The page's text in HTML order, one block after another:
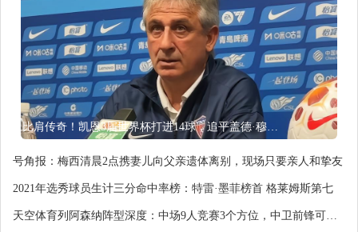
比肩传奇！凯恩3届世界杯打进14球，追平盖德·穆勒并排前史第5
号角报：梅西清晨2点携妻儿向父亲遗体离别，现场只要亲人和挚友
2021年选秀球员生计三分命中率榜：特雷·墨菲榜首 格莱姆斯第七
天空体育列阿森纳阵型深度：中场9人竞赛3个方位，中卫前锋可加